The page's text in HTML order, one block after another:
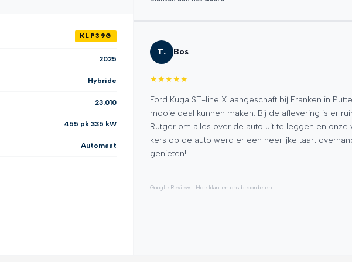
KLP39G
2025
Hybride
23.010
455 pk 335 kW
Automaat
bij Franken
bakje koffie en daarna de
voor jullie goede service en
T. Bos
★★★★★
Ford Kuga ST-line X aangeschaft bij Franken in
mooie deal kunnen maken. Bij de aflevering is er
Rutger om alles over de auto uit te leggen en onze
kers op de auto werd er een heerlijke taart
genieten!
Google Review | Hoe klanten ons beoordelen